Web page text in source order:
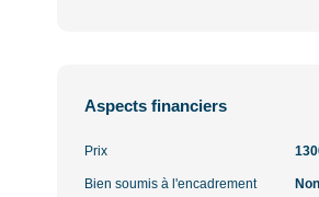
Aspects financiers
Prix
Bien soumis à l'encadrement
Non